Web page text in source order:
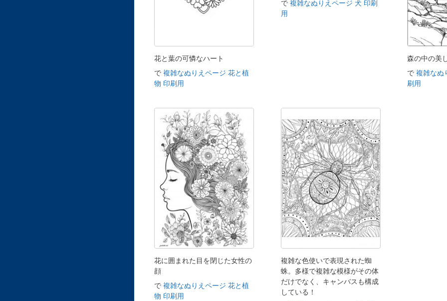
花と葉の可憐なハート
で 複雑なぬりえページ 花と植
物 印刷用
で 複雑なぬりえページ 犬 印刷
用
森の中の美
で複雑なぬ
刷用
花に囲まれた目を閉じた女性の
顔
で 複雑なぬりえページ 花と植
物 印刷用
複雑な色使いで表現された蜘
蛛。多様で複雑な模様がその体
だけでなく、キャンバスも構成
している！